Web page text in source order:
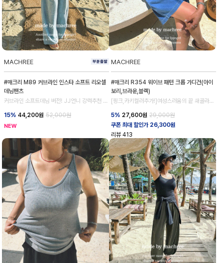
MACHREE
#매크리 M89 커브라인 인스타 소프트 리오셀
데님팬츠
커브라인 소프트데님 버전! JJ언니 강력추천 데
15% 44,200원 52,000원
NEW
MACHREE
#매크리 R354 웨이브 패턴 크롭 가디건(아이
보리,브라운,블랙)
[핑크,카키컬러추가!]여성스러움의 끝 쇄골라인
5% 27,600원 29,000원
쿠폰 최대 할인가 26,300원
리뷰 413